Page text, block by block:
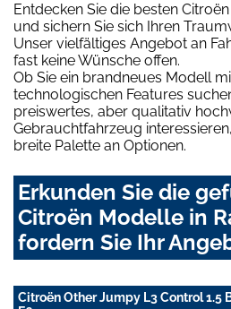
Entdecken Sie die besten
und sichern Sie sich Ihren
Unser vielfältiges Angebot an
fast keine Wünsche offen.
Ob Sie ein brandneues Modell
technologischen Features
preiswertes, aber qualitativ
Gebrauchtfahrzeug
breite Palette an Optionen.
Erkunden Sie die
Citroën Modelle in
fordern Sie Ihr
Citroën Other Jumpy L3 Control 1.5